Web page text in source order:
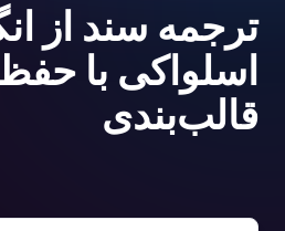
ترجمه سند از
اسلواکی با
قالب‌بندی